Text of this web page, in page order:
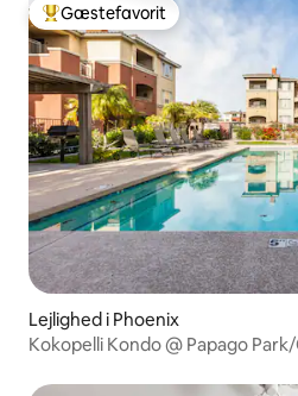
Bedste gæstefavorit
Gæstefavorit
Lejlighed i Phoenix
Kokopelli Kondo @ Papago